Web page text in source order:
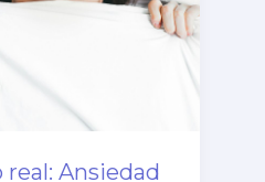
real: Ansiedad